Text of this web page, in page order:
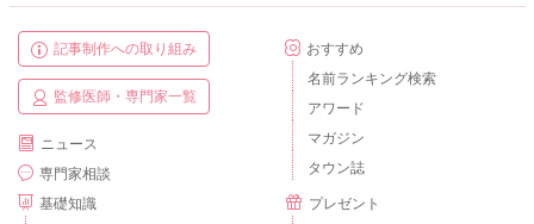
記事制作への取り組み
監修医師・専門家一覧
ニュース
専門家相談
基礎知識
おすすめ
名前ランキング検索
アワード
マガジン
タウン誌
プレゼント